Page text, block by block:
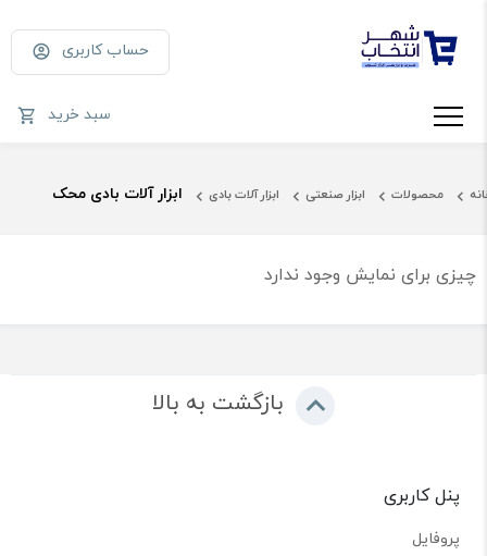
حساب کاربری
سبد خرید
محصولات ابزار صنعتی ابزار آلات بادی ابزار آلات بادی محک
چیزی برای نمایش وجود ندارد
بازگشت به بالا
پنل کاربری
پروفایل